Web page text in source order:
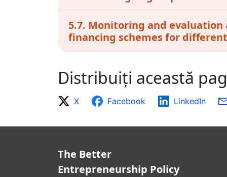
5.7. Monitoring and
financing schemes for
Distribuiți această
X Facebook LinkedIn
The Better
Entrepreneurship Policy